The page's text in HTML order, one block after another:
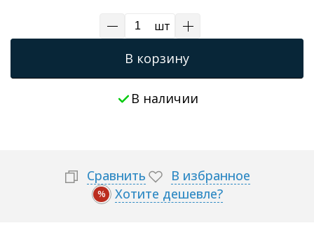
шт
В корзину
В наличии
Сравнить В избранное
% Хотите дешевле?